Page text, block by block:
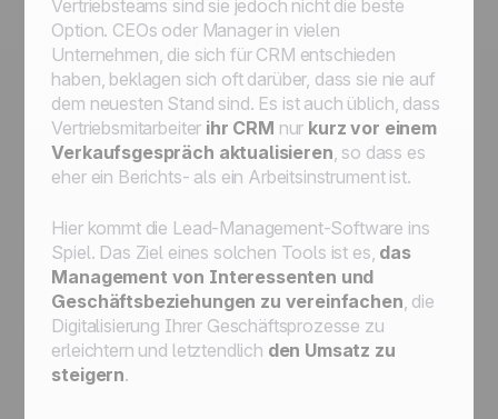
Vertriebsteams sind sie jedoch nicht die beste
Option. CEOs oder Manager in vielen
Unternehmen, die sich für CRM entschieden
haben, beklagen sich oft darüber, dass sie nie auf
dem neuesten Stand sind. Es ist auch üblich, dass
Vertriebsmitarbeiter ihr CRM nur kurz vor einem
Verkaufsgespräch aktualisieren, so dass es
eher ein Berichts- als ein Arbeitsinstrument ist.
Hier kommt die Lead-Management-Software ins
Spiel. Das Ziel eines solchen Tools ist es, das
Management von Interessenten und
Geschäftsbeziehungen zu vereinfachen, die
Digitalisierung Ihrer Geschäftsprozesse zu
erleichtern und letztendlich den Umsatz zu
steigern.